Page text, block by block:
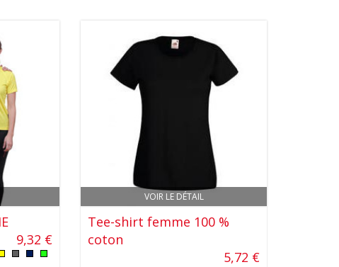
9,32 €
VOIR LE DÉTAIL
Tee-shirt femme 100 %
coton
5,72 €